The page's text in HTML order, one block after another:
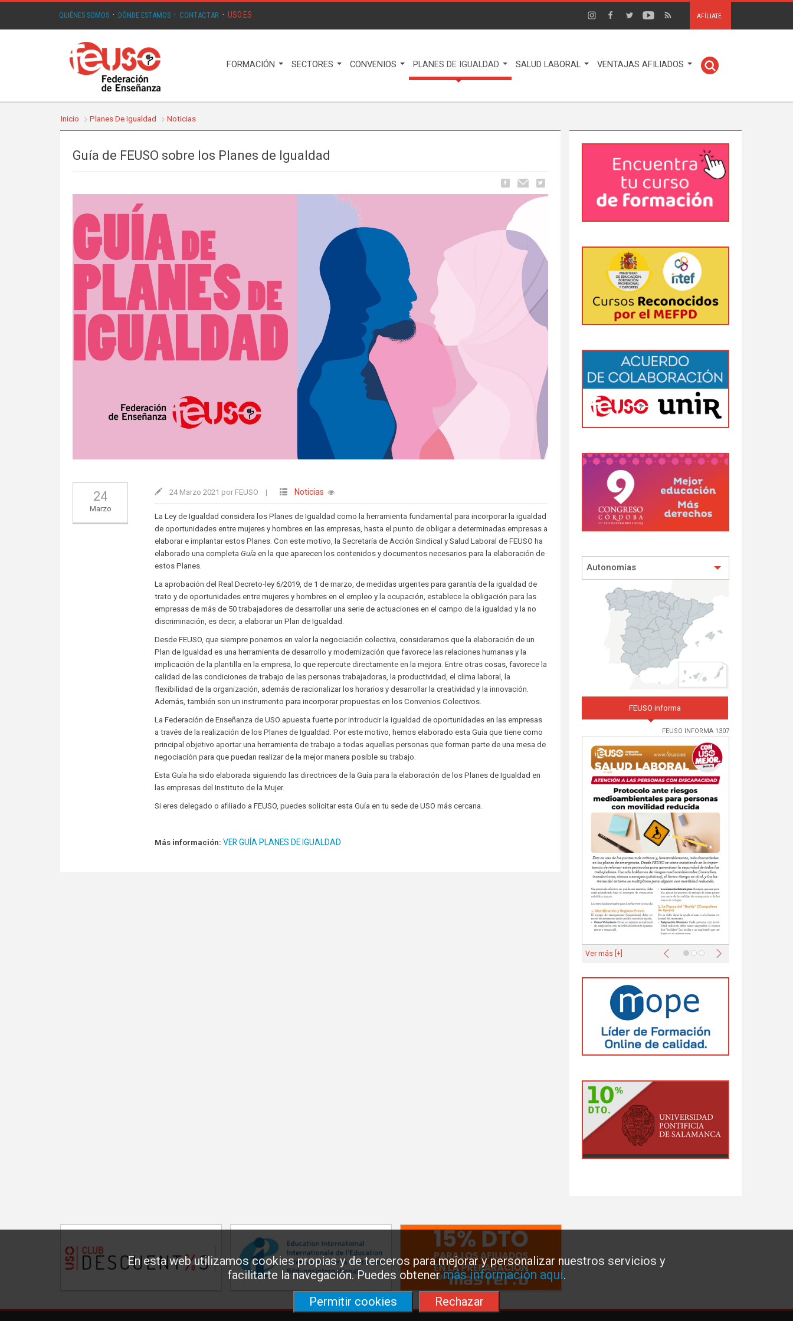
En esta web utilizamos cookies propias y de terceros para mejorar y personalizar nuestros servicios y
facilitarte la navegación. Puedes obtenermás información aquí.
Permitir cookies
Rechazar
QUIÉNES SOMOS · DÓNDE ESTAMOS · CONTACTAR · USO.ES AFÍLIATE
FORMACIÓN SECTORES CONVENIOS PLANES DE IGUALDAD SALUD LABORAL VENTAJAS AFILIADOS
Inicio Planes De Igualdad Noticias
Guía de FEUSO sobre los Planes de Igualdad
24
Marzo
24 Marzo 2021 por FEUSO | Noticias
La Ley de Igualdad considera los Planes de Igualdad como la herramienta fundamental para incorporar la igualdad
de oportunidades entre mujeres y hombres en las empresas, hasta el punto de obligar a determinadas empresas a
elaborar e implantar estos Planes. Con este motivo, la Secretaría de Acción Sindical y Salud Laboral de FEUSO ha
elaborado una completaGuía en la que aparecen los contenidos y documentos necesarios para la elaboración de
estos Planes.
La aprobación del Real Decreto-ley 6/2019, de 1 de marzo, de medidas urgentes para garantía de la igualdad de
trato y de oportunidades entre mujeres y hombres en el empleo y la ocupación, establece la obligación para las
empresas de más de 50 trabajadores de desarrollar una serie de actuaciones en el campo de la igualdad y la no
discriminación, es decir, a elaborar un Plan de Igualdad.
Desde FEUSO, que siempre ponemos en valor la negociación colectiva, consideramos que la elaboración de un
Plan de Igualdad es una herramienta de desarrollo y modernización que favorece las relaciones humanas y la
implicación de la plantilla en la empresa, lo que repercute directamente en la mejora. Entre otras cosas, favorece la
calidad de las condiciones de trabajo de las personas trabajadoras, la productividad, el clima laboral, la
flexibilidad de la organización, además de racionalizar los horarios y desarrollar la creatividad y la innovación.
Además, también son un instrumento para incorporar propuestas en los Convenios Colectivos.
La Federación de Enseñanza de USO apuesta fuerte por introducir la igualdad de oportunidades en las empresas
a través de la realización de los Planes de Igualdad. Por este motivo, hemos elaborado esta Guía que tiene como
principal objetivo aportar una herramienta de trabajo a todas aquellas personas que forman parte de una mesa de
negociación para que puedan realizar de la mejor manera posible su trabajo.
Esta Guía ha sido elaborada siguiendo las directrices de la Guía para la elaboración de los Planes de Igualdad en
las empresas del Instituto de la Mujer.
Si eres delegado o afiliado a FEUSO, puedes solicitar esta Guía en tu sede de USO más cercana.
Más información:VER GUÍA PLANES DE IGUALDAD
Autonomías
FEUSO informa
FEUSO INFORMA 1307
Anterior Siguiente
Ver más [+]